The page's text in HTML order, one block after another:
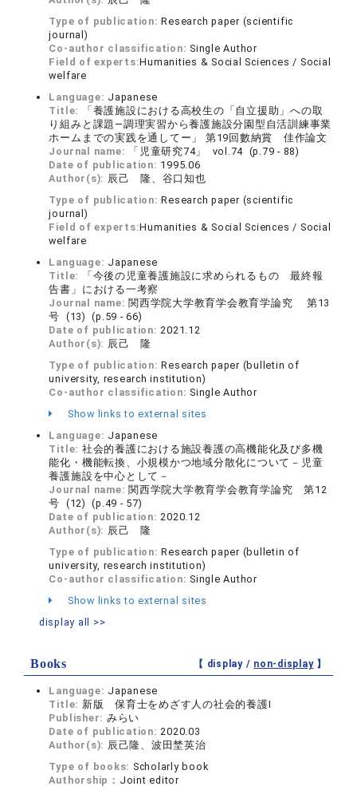
Type of publication:Research paper (scientific
journal)
Co-author classification: Single Author
Field of experts:Humanities & Social Sciences / Social
welfare
Language: Japanese
Title:
「養護施設における高校生の「自立援助」への取
り組みと課題―調理実習から養護施設分園型自活訓練事業
ホームまでの実践を通してー」 第19回數納賞 佳作論文
Journal name:
「児童研究74」 vol.74 (p.79 - 88)
Date of publication: 1995.06
Author(s): 辰己 隆、谷口知也
Type of publication:Research paper (scientific
journal)
Field of experts:Humanities & Social Sciences / Social
welfare
Language: Japanese
Title:
「今後の児童養護施設に求められるもの 最終報
告書」における一考察
Journal name: 関西学院大学教育学会教育学論究 第13
号 (13) (p.59 - 66)
Date of publication: 2021.12
Author(s): 辰己 隆
Type of publication:Research paper (bulletin of
university, research institution)
Co-author classification: Single Author
Show links to external sites
Language: Japanese
Title: 社会的養護における施設養護の高機能化及び多機
能化・機能転換、小規模かつ地域分散化について－児童
養護施設を中心として－
Journal name: 関西学院大学教育学会教育学論究 第12
号 (12) (p.49 - 57)
Date of publication: 2020.12
Author(s): 辰己 隆
Type of publication:Research paper (bulletin of
university, research institution)
Co-author classification: Single Author
Show links to external sites
display all >>
Books 【 display / non-display】
Language: Japanese
Title: 新版 保育士をめざす人の社会的養護Ⅰ
Publisher: みらい
Date of publication: 2020.03
Author(s): 辰己隆、波田埜英治
Type of books: Scholarly book
Authorship： Joint editor